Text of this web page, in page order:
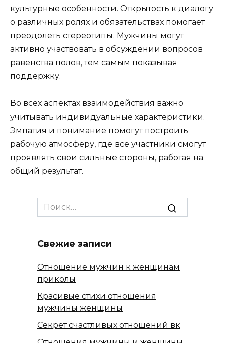
культурные особенности. Открытость к диалогу
о различных ролях и обязательствах помогает
преодолеть стереотипы. Мужчины могут
активно участвовать в обсуждении вопросов
равенства полов, тем самым показывая
поддержку.
Во всех аспектах взаимодействия важно
учитывать индивидуальные характеристики.
Эмпатия и понимание помогут построить
рабочую атмосферу, где все участники смогут
проявлять свои сильные стороны, работая на
общий результат.
Search
for:
Свежие записи
Отношение мужчин к женщинам
приколы
Красивые стихи отношения
мужчины женщины
Секрет счастливых отношений вк